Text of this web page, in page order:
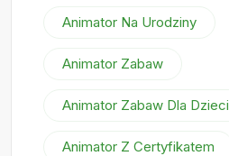
Animator Na Urodziny
Animator Zabaw
Animator Zabaw Dla Dzieci
Animator Z Certyfikatem